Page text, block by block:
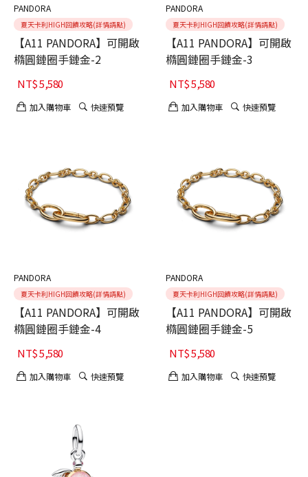
PANDORA
夏天卡利HIGH回饋攻略(詳情請點)
【A11 PANDORA】可開啟
橢圓鏈圈手鏈金-2
NT$5,580
加入購物車 快速預覽
PANDORA
夏天卡利HIGH回饋攻略(詳情請點)
【A11 PANDORA】可開啟
橢圓鏈圈手鏈金-3
NT$5,580
加入購物車 快速預覽
PANDORA
夏天卡利HIGH回饋攻略(詳情請點)
【A11 PANDORA】可開啟
橢圓鏈圈手鏈金-4
NT$5,580
加入購物車 快速預覽
PANDORA
夏天卡利HIGH回饋攻略(詳情請點)
【A11 PANDORA】可開啟
橢圓鏈圈手鏈金-5
NT$5,580
加入購物車 快速預覽